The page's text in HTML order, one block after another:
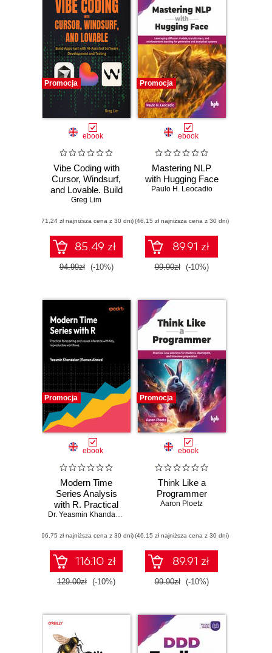
Promocja
ebook
Vibe Coding with
Cursor, Windsurf,
and Lovable. Build
Apps Fast with AI-
Development and
Testing
Greg Lim
(71,24 zł najniższa cena z 30 dni)
85.49 zł
94.99zł (-10%)
Promocja
ebook
Mastering NLP
with Hugging Face
Paulo H. Leocadio
(46,15 zł najniższa cena z 30 dni)
89.91 zł
99.90zł (-10%)
Promocja
ebook
Modern Time
Series Analysis
with R. Practical
forecasting and
with tidy,
reproducible
workflows
Dr. Yeasmin Khandakar
(96,75 zł najniższa cena z 30 dni)
116.10 zł
129.00zł (-10%)
Promocja
ebook
Think Like a
Programmer
Aaron Ploetz
(46,15 zł najniższa cena z 30 dni)
89.91 zł
99.90zł (-10%)